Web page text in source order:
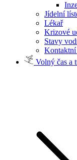
Jídelní
Lékař
Krizové
Stavy
Volný čas a